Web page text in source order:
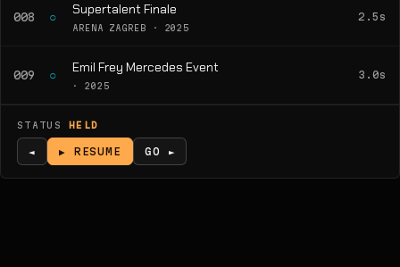
008 ○ Supertalent Finale
ARENA ZAGREB · 2025
2.5s
009 ○ Emil Frey Mercedes Event
· 2025
3.0s
STATUS HELD
◄ ▶ RESUME GO ►